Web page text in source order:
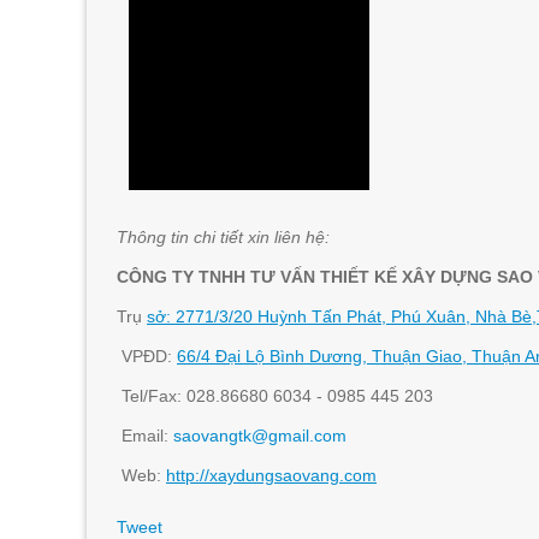
Thông tin chi tiết xin liên hệ:
CÔNG TY TNHH TƯ VẤN THIẾT KẾ XÂY DỰNG SAO
Trụ sở: 2771/3/20 Huỳnh Tấn Phát, Phú Xuân, Nhà
VPĐD: 66/4 Đại Lộ Bình Dương, Thuận Giao, Thuận
Tel/Fax: 028.86680 6034 - 0985 445 203
Email: saovangtk@gmail.com
Web: http://xaydungsaovang.com
Tweet